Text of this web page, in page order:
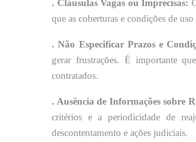
. Cláusulas Vagas ou Imprecisas:
que as coberturas e condições de
. Não Especificar Prazos e
gerar frustrações. É importante
contratados.
. Ausência de Informações sobre
critérios e a periodicidade de
descontentamento e ações judiciais.